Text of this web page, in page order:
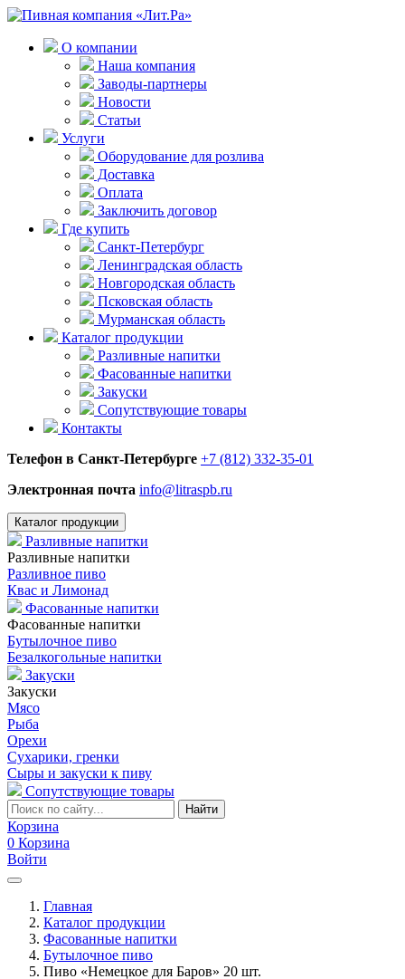
О компании
Наша компания
Заводы-партнеры
Новости
Статьи
Услуги
Оборудование для розлива
Доставка
Оплата
Заключить договор
Где купить
Санкт-Петербург
Ленинградская область
Новгородская область
Псковская область
Мурманская область
Каталог продукции
Разливные напитки
Фасованные напитки
Закуски
Сопутствующие товары
Контакты
Телефон в Санкт-Петербурге +7 (812) 332-35-01
Электронная почта info@litraspb.ru
Каталог продукции
Разливные напитки
Разливные напитки
Разливное пиво
Квас и Лимонад
Фасованные напитки
Фасованные напитки
Бутылочное пиво
Безалкогольные напитки
Закуски
Закуски
Мясо
Рыба
Орехи
Сухарики, гренки
Сыры и закуски к пиву
Сопутствующие товары
Найти
Корзина
0 Корзина
Войти
Главная
Каталог продукции
Фасованные напитки
Бутылочное пиво
Пиво «Немецкое для Баров» 20 шт.